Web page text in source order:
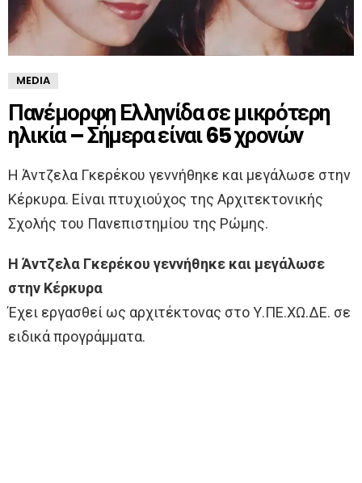
MEDIA
Πανέμορφη Ελληνίδα σε μικρότερη
ηλικία – Σήμερα είναι 65 χρονών
Η Άντζελα Γκερέκου γεννήθηκε και μεγάλωσε στην
Κέρκυρα. Είναι πτυχιούχος της Αρχιτεκτονικής
Σχολής του Πανεπιστημίου της Ρώμης.
Η Άντζελα Γκερέκου γεννήθηκε και μεγάλωσε
στην Κέρκυρα
Έχει εργασθεί ως αρχιτέκτονας στο Υ.ΠΕ.ΧΩ.ΔΕ. σε
ειδικά προγράμματα.